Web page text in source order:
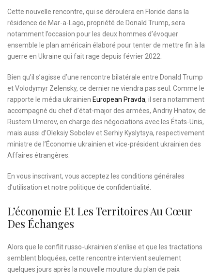
Cette nouvelle rencontre, qui se déroulera en Floride dans la
résidence de Mar-a-Lago, propriété de Donald Trump, sera
notamment l’occasion pour les deux hommes d’évoquer
ensemble le plan américain élaboré pour tenter de mettre fin à la
guerre en Ukraine qui fait rage depuis février 2022.
Bien qu’il s’agisse d’une rencontre bilatérale entre Donald Trump
et Volodymyr Zelensky, ce dernier ne viendra pas seul. Comme le
rapporte le média ukrainien European Pravda, il sera notamment
accompagné du chef d’état-major des armées, Andriy Hnatov, de
Rustem Umerov, en charge des négociations avec les États-Unis,
mais aussi d’Oleksiy Sobolev et Serhiy Kyslytsya, respectivement
ministre de l’Économie ukrainien et vice-président ukrainien des
Affaires étrangères.
En vous inscrivant, vous acceptez les conditions générales
d’utilisation et notre politique de confidentialité.
L’économie Et Les Territoires Au Cœur
Des Échanges
Alors que le conflit russo-ukrainien s’enlise et que les tractations
semblent bloquées, cette rencontre intervient seulement
quelques jours après la nouvelle mouture du plan de paix